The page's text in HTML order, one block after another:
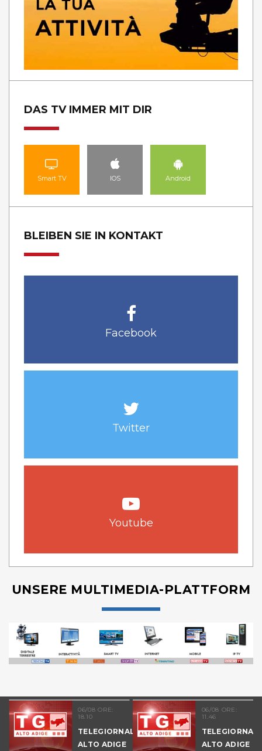
DAS TV IMMER MIT DIR
Smart TV IOS Android
BLEIBEN SIE IN KONTAKT
Facebook
Twitter
Youtube
UNSERE MULTIMEDIA-PLATTFORM
06/08 ORE:
18.10
TELEGIORNALE
ALTO ADIGE
06/08 ORE:
11.46
ALTO ADIGE